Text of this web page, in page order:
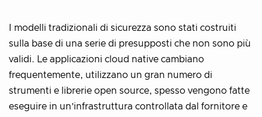
I modelli tradizionali di sicurezza sono stati costruiti
sulla base di una serie di presupposti che non sono più
validi. Le applicazioni cloud native cambiano
frequentemente, utilizzano un gran numero di
strumenti e librerie open source, spesso vengono fatte
eseguire in un’infrastruttura controllata dal fornitore e